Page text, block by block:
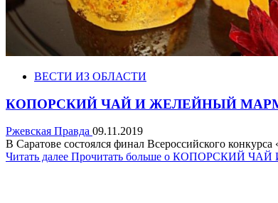
ВЕСТИ ИЗ ОБЛАСТИ
КОПОРСКИЙ ЧАЙ И ЖЕЛЕЙНЫЙ
Ржевская Правда 09.11.2019
В Саратове состоялся финал Всероссийского
Читать далее Прочитать больше о КОПОРСКИЙ